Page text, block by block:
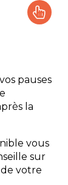
pauses
la
vous
sur
de votre